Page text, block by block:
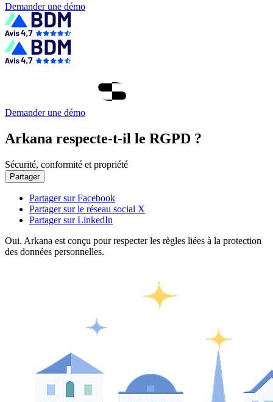
Demander une démo
Demander une démo
Arkana respecte-t-il le RGPD ?
Sécurité, conformité et propriété
Partager
Partager sur Facebook
Partager sur le réseau social X
Partager sur LinkedIn
Oui. Arkana est conçu pour respecter les règles liées à la protection
des données personnelles.